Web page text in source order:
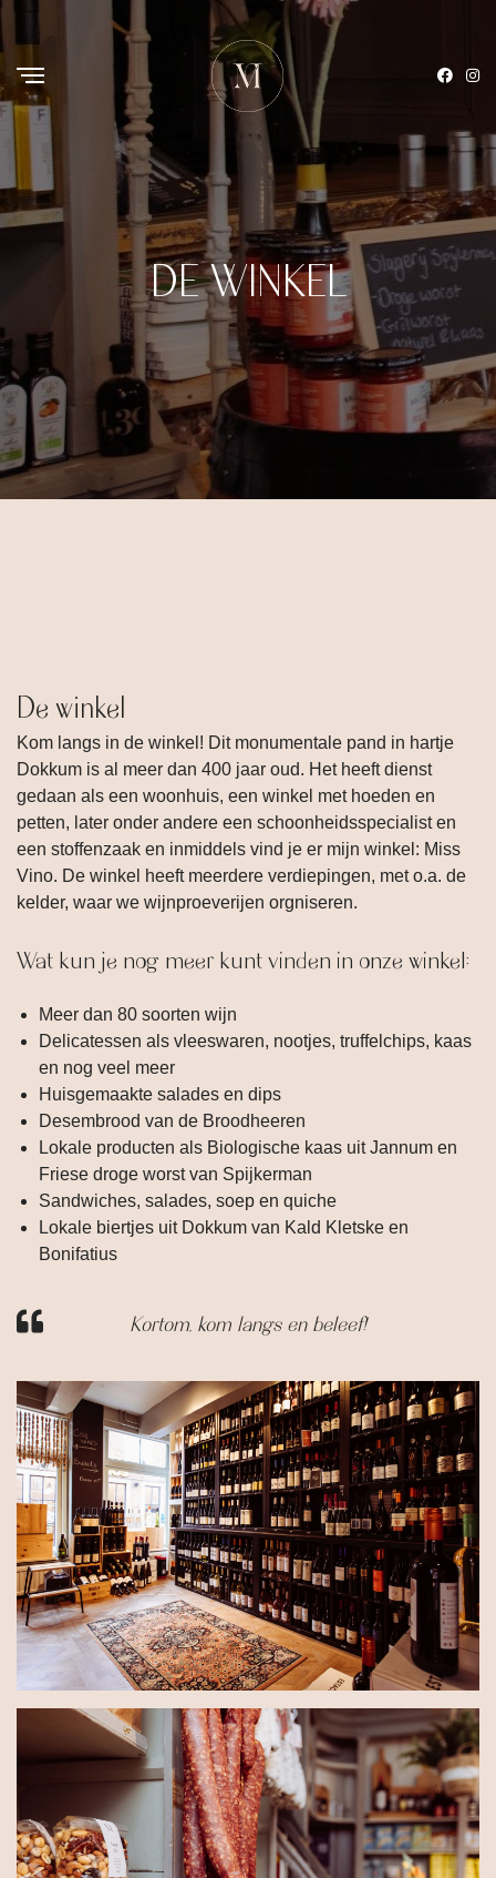
DE WINKEL
De winkel
Kom langs in de winkel! Dit monumentale pand in hartje
Dokkum is al meer dan 400 jaar oud. Het heeft dienst
gedaan als een woonhuis, een winkel met hoeden en
petten, later onder andere een schoonheidsspecialist en
een stoffenzaak en inmiddels vind je er mijn winkel: Miss
Vino. De winkel heeft meerdere verdiepingen, met o.a. de
kelder, waar we wijnproeverijen orgniseren.
Wat kun je nog meer kunt vinden in onze winkel:
Meer dan 80 soorten wijn
Delicatessen als vleeswaren, nootjes, truffelchips, kaas
en nog veel meer
Huisgemaakte salades en dips
Desembrood van de Broodheeren
Lokale producten als Biologische kaas uit Jannum en
Friese droge worst van Spijkerman
Sandwiches, salades, soep en quiche
Lokale biertjes uit Dokkum van Kald Kletske en
Bonifatius
Kortom, kom langs en beleef!